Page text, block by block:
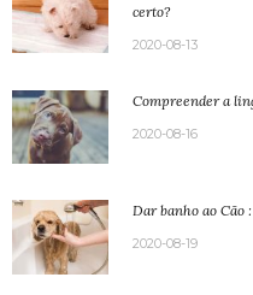
certo?
2020-08-13
Compreender a
2020-08-16
Dar banho ao Cão
2020-08-19